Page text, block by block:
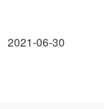
2021-06-30